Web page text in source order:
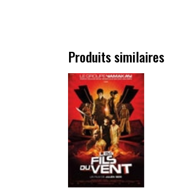
Produits similaires